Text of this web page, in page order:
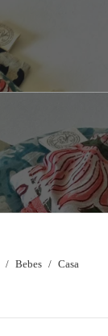
Bebes
Casa